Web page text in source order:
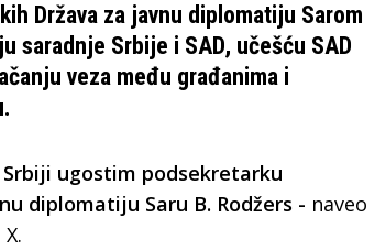
Država za javnu diplomatiju Sarom
saradnje Srbije i SAD, učešću SAD
veza među građanima i
ugostim podsekretarku
diplomatiju Saru B. Rodžers - naveo